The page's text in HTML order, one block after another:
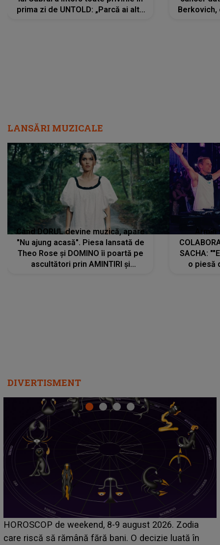
prima zi de UNTOLD: „Parcă ai altă
Berkovich,
LANSĂRI MUZICALE
Când DORUL devine muzică, apare
"Nu ajung acasă". Piesa lansată de
Theo Rose și DOMINO îi poartă pe
ascultători prin AMINTIRI și
SACHA:
o piesă
DIVERTISMENT
Emanuel a ținut ACEST DETALIU ASCUNS până
acum! În fața Alexandrei, concurentul din Casa Iubirii